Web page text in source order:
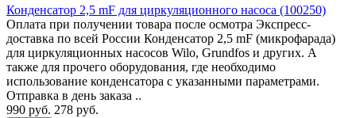
Конденсатор 2,5 mF для циркуляционного насоса (100250)
Оплата при получении товара после осмотра Экспресс-
доставка по всей России Конденсатор 2,5 mF (микрофарада)
для циркуляционных насосов Wilo, Grundfos и других. А
также для прочего оборудования, где необходимо
использование конденсатора с указанными параметрами.
Отправка в день заказа ..
990 руб. 278 руб.